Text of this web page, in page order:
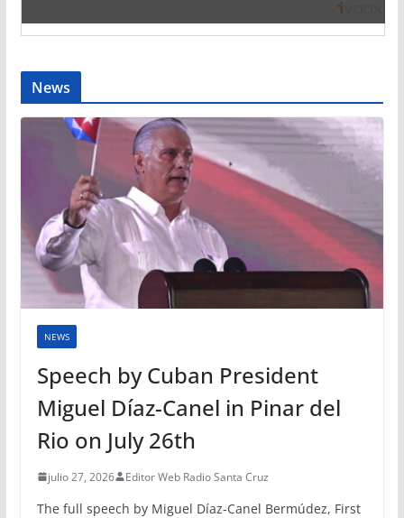
News
NEWS
Speech by Cuban President
Miguel Díaz-Canel in Pinar del
Rio on July 26th
julio 27, 2026 Editor Web Radio Santa Cruz
The full speech by Miguel Díaz-Canel Bermúdez, First